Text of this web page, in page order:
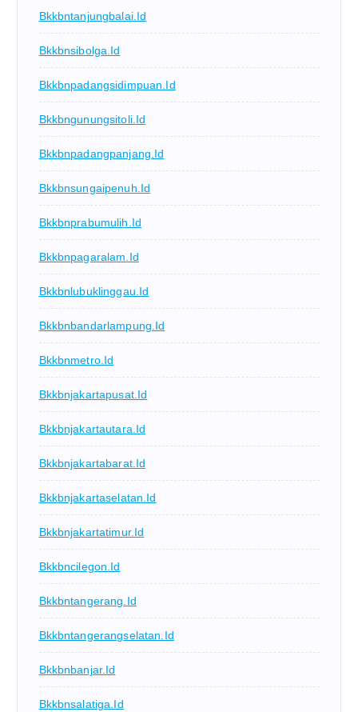
Bkkbntanjungbalai.id
Bkkbnsibolga.id
Bkkbnpadangsidimpuan.id
Bkkbngunungsitoli.id
Bkkbnpadangpanjang.id
Bkkbnsungaipenuh.id
Bkkbnprabumulih.id
Bkkbnpagaralam.id
Bkkbnlubuklinggau.id
Bkkbnbandarlampung.id
Bkkbnmetro.id
Bkkbnjakartapusat.id
Bkkbnjakartautara.id
Bkkbnjakartabarat.id
Bkkbnjakartaselatan.id
Bkkbnjakartatimur.id
Bkkbncilegon.id
Bkkbntangerang.id
Bkkbntangerangselatan.id
Bkkbnbanjar.id
Bkkbnsalatiga.id